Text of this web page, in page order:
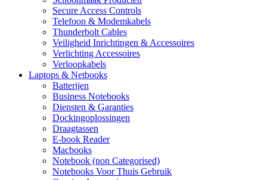
Secure Access Controls
Telefoon & Modemkabels
Thunderbolt Cables
Veiligheid Inrichtingen & Accessoires
Verlichting Accessoires
Verloopkabels
Laptops & Netbooks
Batterijen
Business Notebooks
Diensten & Garanties
Dockingoplossingen
Draagtassen
E-book Reader
Macbooks
Notebook (non Categorised)
Notebooks Voor Thuis Gebruik